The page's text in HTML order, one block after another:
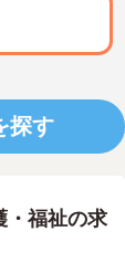
探す
・福祉の求